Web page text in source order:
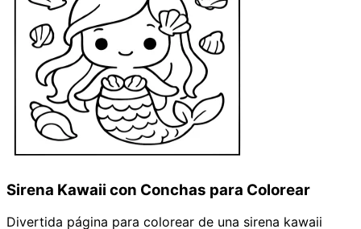
Sirena Kawaii con Conchas para Colorear
Divertida página para colorear de una sirena kawaii